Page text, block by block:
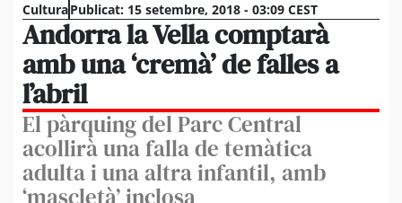
CulturaPublicat: 15 setembre, 2018 - 03:09 CEST
Andorra la Vella comptarà
amb una ‘cremà’ de falles a
l’abril
El pàrquing del Parc Central
acollirà una falla de temàtica
adulta i una altra infantil, amb
‘mascletà’ inclosa